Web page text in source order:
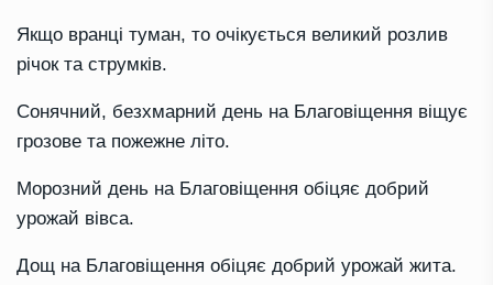
Якщо вранці туман, то очікується великий розлив
річок та струмків.
Сонячний, безхмарний день на Благовіщення віщує
грозове та пожежне літо.
Морозний день на Благовіщення обіцяє добрий
урожай вівса.
Дощ на Благовіщення обіцяє добрий урожай жита.